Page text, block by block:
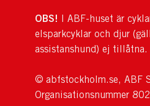
OBS! I ABF-huset är
elsparkcyklar och djur
assistanshund) ej tillåtna.
© abfstockholm.se, ABF
Organisationsnummer